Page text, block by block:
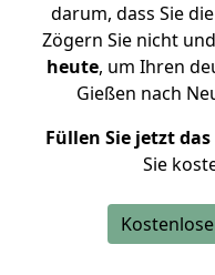
darum, dass Sie
Zögern Sie nicht und
heute, um Ihren
Gießen nach
Füllen Sie jetzt
Sie